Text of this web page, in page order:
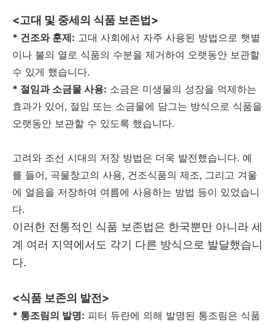
<고대 및 중세의 식품 보존법>
* 건조와 훈제: 고대 사회에서 자주 사용된 방법으로 햇볕
이나 불의 열로 식품의 수분을 제거하여 오랫동안 보관할
수 있게 했습니다.
* 절임과 소금물 사용: 소금은 미생물의 성장을 억제하는
효과가 있어, 절임 또는 소금물에 담그는 방식으로 식품을
오랫동안 보관할 수 있도록 했습니다.
고려와 조선 시대의 저장 방법은 더욱 발전했습니다. 예
를 들어, 곡물창고의 사용, 건조식품의 제조, 그리고 겨울
에 얼음을 저장하여 여름에 사용하는 방법 등이 있었습니
다.
이러한 전통적인 식품 보존법은 한국뿐만 아니라 세
계 여러 지역에서도 각기 다른 방식으로 발달했습니
다.
<식품 보존의 발전>
* 통조림의 발명: 피터 듀란에 의해 발명된 통조림은 식품